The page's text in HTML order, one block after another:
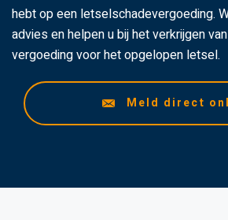
hebt op een letselschadevergoeding.
advies en helpen u bij het verkrijgen
vergoeding voor het opgelopen letsel.
Meld direct